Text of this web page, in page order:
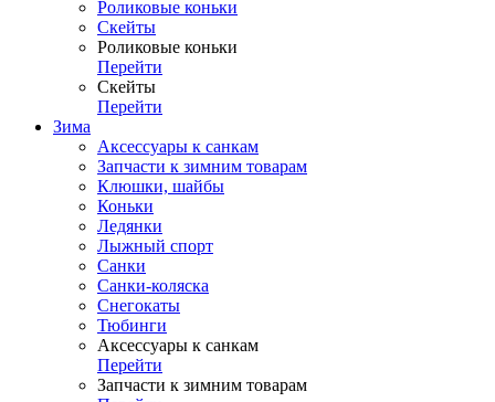
Роликовые коньки
Скейты
Роликовые коньки
Перейти
Скейты
Перейти
Зима
Аксессуары к санкам
Запчасти к зимним товарам
Клюшки, шайбы
Коньки
Ледянки
Лыжный спорт
Санки
Санки-коляска
Снегокаты
Тюбинги
Аксессуары к санкам
Перейти
Запчасти к зимним товарам